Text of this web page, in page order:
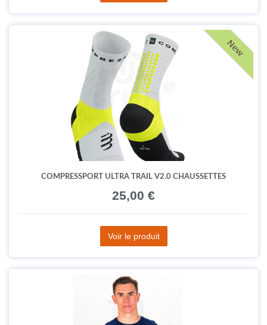
New
COMPRESSPORT ULTRA TRAIL V2.0 CHAUSSETTES
25,00 €
Voir le produit